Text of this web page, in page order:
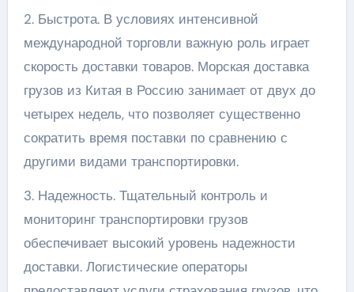
2. Быстрота. В условиях интенсивной
международной торговли важную роль играет
скорость доставки товаров. Морская доставка
грузов из Китая в Россию занимает от двух до
четырех недель, что позволяет существенно
сократить время поставки по сравнению с
другими видами транспортировки.
3. Надежность. Тщательный контроль и
мониторинг транспортировки грузов
обеспечивает высокий уровень надежности
доставки. Логистические операторы